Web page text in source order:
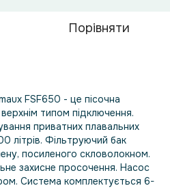
Порівняти
FSF650 - це пісочна
типом підключення.
приватних плавальних
літрів. Фільтруючий бак
посиленого скловолокном.
захисне просочення. Насос
Система комплектується 6-